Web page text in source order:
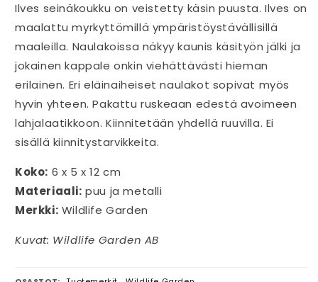
Ilves seinäkoukku on veistetty käsin puusta. Ilves on
maalattu myrkyttömillä ympäristöystävällisillä
maaleilla. Naulakoissa näkyy kaunis käsityön jälki ja
jokainen kappale onkin viehättävästi hieman
erilainen. Eri eläinaiheiset naulakot sopivat myös
hyvin yhteen. Pakattu ruskeaan edestä avoimeen
lahjalaatikkoon. Kiinnitetään yhdellä ruuvilla. Ei
sisällä kiinnitystarvikkeita.
Koko: 6 x 5 x 12 cm
Materiaali: puu ja metalli
Merkki: Wildlife Garden
Kuvat: Wildlife Garden AB